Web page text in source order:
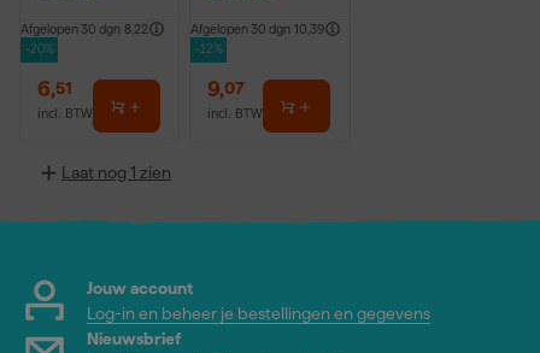
Afgelopen 30 dgn 8,22
-20%
6,51
incl. BTW
Afgelopen 30 dgn 10,39
-12%
9,07
incl. BTW
Laat nog 1 zien
Jouw account
Log-in en beheer je bestellingen en gegevens
Nieuwsbrief